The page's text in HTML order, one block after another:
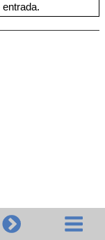
entrada.